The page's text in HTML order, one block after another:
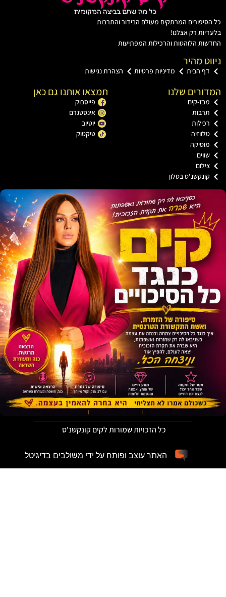
המרתקים מעולם הבידור והתרבות
רק אצלנו!
הלוהטות והרכילות המפתיעות
מהיר
הבית מדיניות פרטיות הצהרת נגישות
שלנו
קים
בסלון
תמצאו אותנו גם כאן
פייסבוק
אינסטגרם
יוטיוב
טיקטוק
כל הזכויות שמורות לקים קונקשנ'ס
האתר עוצב ופותח על ידי משולבים בדיגיטל